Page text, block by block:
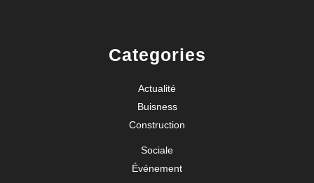
Categories
Actualité
Buisness
Construction
Sociale
Événement